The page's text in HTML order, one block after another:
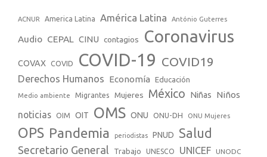
ACNUR America Latina América Latina António Guterres
Audio CEPAL CINU contagios Coronavirus
COVAX COVID COVID-19 COVID19
Derechos Humanos Economía Educación
Medio ambiente Migrantes Mujeres México Niñas Niños
noticias OIM OIT OMS ONU ONU-DH ONU Mujeres
OPS Pandemia periodistas PNUD Salud
Secretario General Trabajo UNESCO UNICEF UNODC